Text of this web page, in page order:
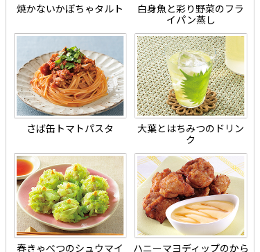
焼かないかぼちゃタルト
白身魚と彩り野菜のフラ
イパン蒸し
さば缶トマトパスタ
大葉とはちみつのドリン
ク
春きゃべつのシュウマイ
ハニーマヨディップのから